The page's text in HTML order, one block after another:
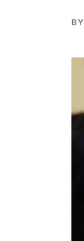
BY